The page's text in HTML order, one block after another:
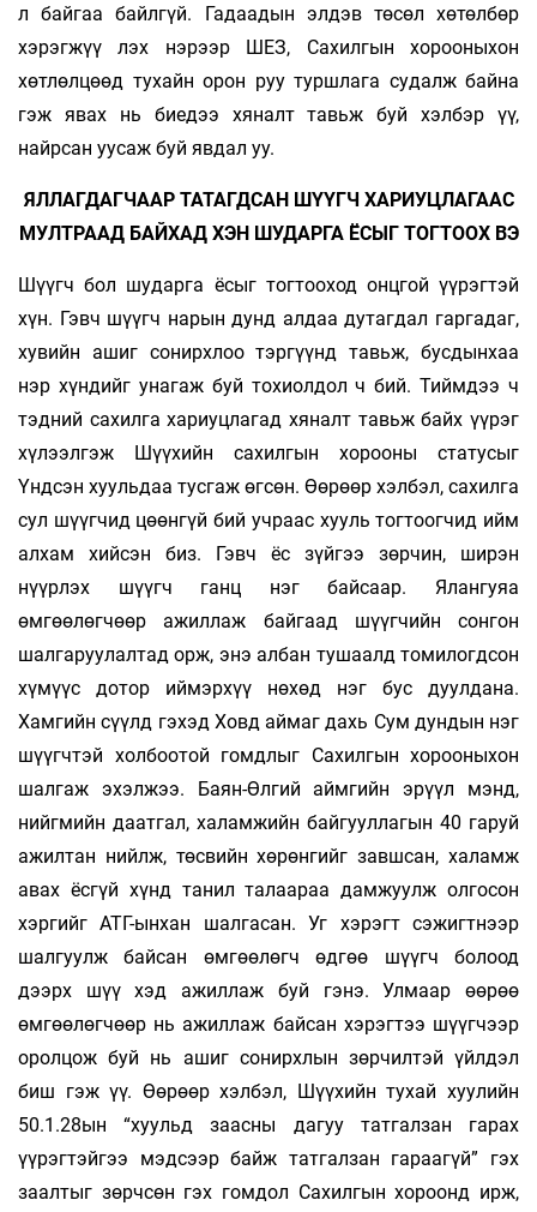
л байгаа байлгүй. Гадаадын элдэв төсөл хөтөлбөр
хэрэгжүү­ лэх нэрээр ШЕЗ, Сахилгын хорооныхон
хөтлөлцөөд тухайн орон руу туршлага судалж байна
гэж явах нь биедээ хяналт тавьж буй хэлбэр үү,
найрсан уусаж буй явдал уу.
ЯЛЛАГДАГЧААР ТАТАГДСАН ШҮҮГЧ ХАРИУЦЛАГААС
МУЛТРААД БАЙХАД ХЭН ШУДАРГА ЁСЫГ ТОГТООХ ВЭ
Шүүгч бол шударга ёсыг тогтооход онцгой үүрэгтэй
хүн. Гэвч шүүгч нарын дунд алдаа дутагдал гаргадаг,
хувийн ашиг сонирхлоо тэргүүнд тавьж, бусдынхаа
нэр хүндийг унагаж буй тохиолдол ч бий. Тиймдээ ч
тэдний сахилга хариуцлагад хяналт тавьж байх үүрэг
хүлээлгэж Шүүхийн сахилгын хорооны статусыг
Үндсэн хуульдаа тусгаж өгсөн. Өөрөөр хэлбэл, сахилга
сул шүүгчид цөөнгүй бий учраас хууль тогтоогчид ийм
алхам хийсэн биз. Гэвч ёс зүйгээ зөрчин, ширэн
нүүрлэх шүүгч ганц нэг байсаар. Ялангуяа
өмгөөлөгчөөр ажиллаж байгаад шүүгчийн сонгон
шалгаруулалтад орж, энэ албан тушаалд томилогдсон
хүмүүс дотор иймэрхүү нөхөд нэг бус дуулдана.
Хамгийн сүүлд гэхэд Ховд аймаг дахь Сум дундын нэг
шүүгчтэй холбоотой гомдлыг Сахилгын хорооныхон
шалгаж эхэлжээ. Баян-Өлгий аймгийн эрүүл мэнд,
нийгмийн даатгал, халамжийн байгууллагын 40 гаруй
ажилтан нийлж, төсвийн хөрөнгийг завшсан, халамж
авах ёсгүй хүнд танил талаараа дамжуулж олгосон
хэргийг АТГ-ынхан шалгасан. Уг хэрэгт сэжигтнээр
шалгуулж байсан өмгөөлөгч өдгөө шүүгч болоод
дээрх шүү­ хэд ажиллаж буй гэнэ. Улмаар өөрөө
өмгөөлөгчөөр нь ажиллаж байсан хэрэгтээ шүүгчээр
оролцож буй нь ашиг сонирхлын зөрчилтэй үйлдэл
биш гэж үү. Өөрөөр хэлбэл, Шүүхийн тухай хуулийн
50.1.28ын “хуульд заасны дагуу татгалзан гарах
үүрэгтэйгээ мэдсээр байж татгалзан гараагүй” гэх
заалтыг зөрчсөн гэх гомдол Сахилгын хороонд ирж,